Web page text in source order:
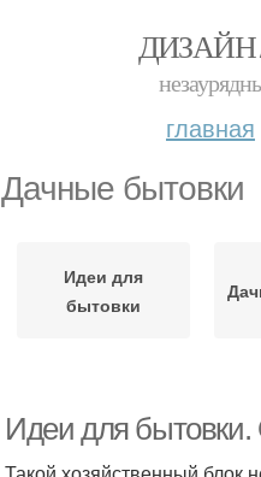
ДИЗАЙН
главная
Дачные бытовки
Идеи для
бытовки
Идеи для бытовки.